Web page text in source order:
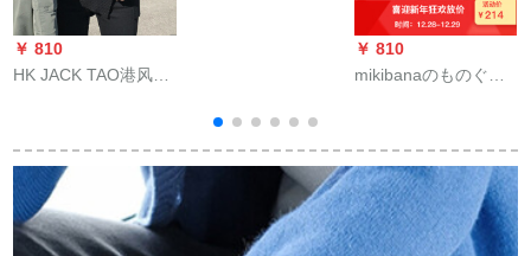
￥ 810
HK JACK TAO港风潮
ト2019韓国ファンシ
￥ 810
mikibanaのものぐさ
セクのセバスター女
子2019秋新品D 93グ
リンS